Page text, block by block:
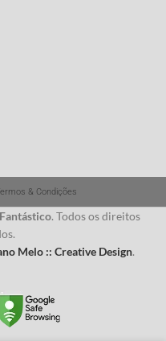
& Condições
. Todos os direitos
Melo :: Creative Design.